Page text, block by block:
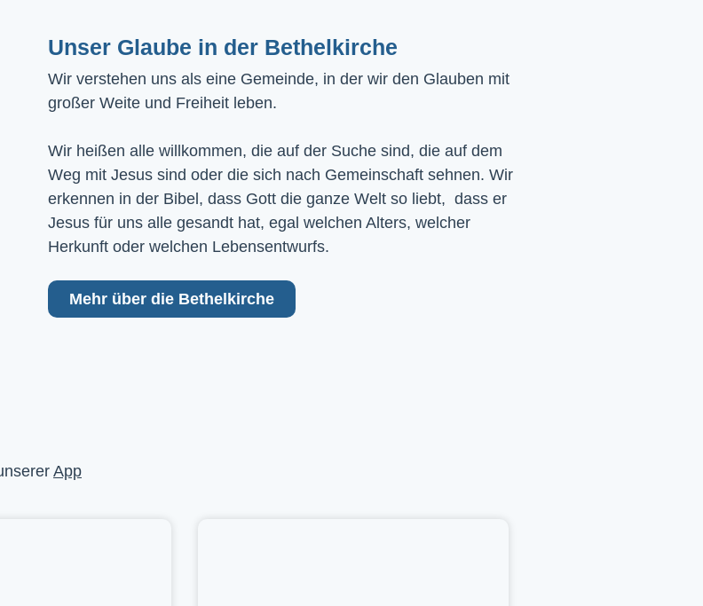
Unser Glaube in der Bethelkirche
Wir verstehen uns als eine Gemeinde, in der wir den Glauben mit
großer Weite und Freiheit leben.
Wir heißen alle willkommen, die auf der Suche sind, die auf dem
Weg mit Jesus sind oder die sich nach Gemeinschaft sehnen. Wir
erkennen in der Bibel, dass Gott die ganze Welt so liebt, dass er
Jesus für uns alle gesandt hat, egal welchen Alters, welcher
Herkunft oder welchen Lebensentwurfs.
Mehr über die Bethelkirche
App